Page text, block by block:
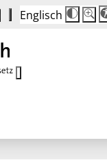
Englisch
Die
100%